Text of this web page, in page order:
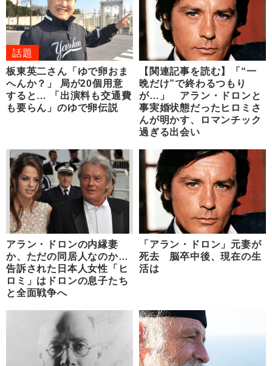
話題
板東英二さん「ゆで卵おま
へんか？」 局が20個用意
すると… 「出演料も交通費
も要らん」のゆで卵伝説
【関連記事を読む】「“一
晩だけ”で終わるつもり
が…」 アラン・ドロンと
事実婚状態だったヒロミさ
んが明かす、ロマンチック
過ぎる出会い
アラン・ドロンの内縁妻
か、ただの同居人なのか…
告訴された日本人女性「ヒ
ロミ」はドロンの息子たち
と全面戦争へ
「アラン・ドロン」元妻が
死去 脳卒中後、現在の生
活は